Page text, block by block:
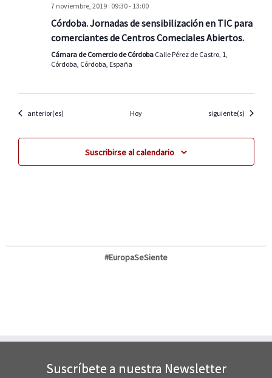
7 noviembre, 2019 : 09:30- 13:00
Córdoba. Jornadas de sensibilización en TIC para
comerciantes de Centros Comeciales Abiertos.
Cámara de Comercio de Córdoba Calle Pérez de Castro, 1,
Córdoba, Córdoba, España
Eventos
anterior(es) Hoy Eventos
siguiente(s)
Suscribirse al calendario
#EuropaSeSiente
Suscríbete a nuestra Newsletter